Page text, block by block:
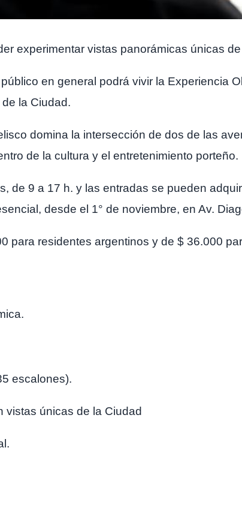
experimentar vistas panorámicas únicas
en general podrá vivir la Experiencia
la Ciudad.
domina la intersección de dos de las
de la cultura y el entretenimiento porteño.
de 9 a 17 h. y las entradas se pueden
desde el 1° de noviembre, en Av.
para residentes argentinos y de $ 36.000
escalones).
únicas de la Ciudad